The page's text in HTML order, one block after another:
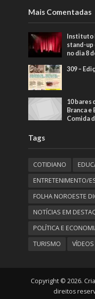
Mais Comentadas
Instituto
stand-
no dia 8
309 –
10 bares
Branca e
Comida
Tags
COTIDIANO
ENTRETENIMENTO/
FOLHA NOROESTE
NOTÍCIAS EM
POLÍTICA E
TURISMO
VÍDEOS
Copyright © 2026.
direitos